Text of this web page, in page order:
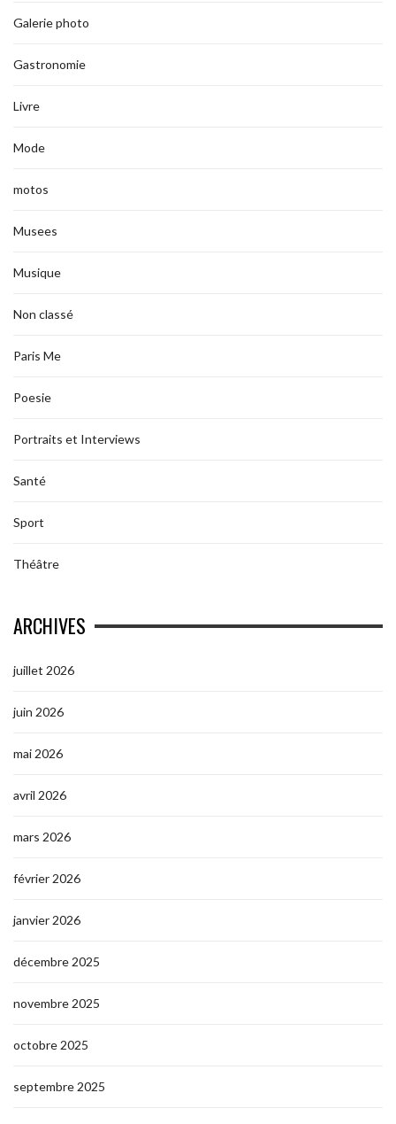
Galerie photo
Gastronomie
Livre
Mode
motos
Musees
Musique
Non classé
Paris Me
Poesie
Portraits et Interviews
Santé
Sport
Théâtre
ARCHIVES
juillet 2026
juin 2026
mai 2026
avril 2026
mars 2026
février 2026
janvier 2026
décembre 2025
novembre 2025
octobre 2025
septembre 2025